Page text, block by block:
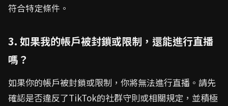
符合特定條件。
3. 如果我的帳戶被封鎖或限制，還能進行直播
嗎？
如果你的帳戶被封鎖或限制，你將無法進行直播。請先
確認是否違反了TikTok的社群守則或相關規定，並積極